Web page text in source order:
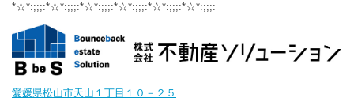
*☆*:;;;:*☆*:;;;:*☆*:;;;:*☆*:;;;:*☆*:;;;:*☆*:;;;:
愛媛県松山市天山１丁目１０－２５